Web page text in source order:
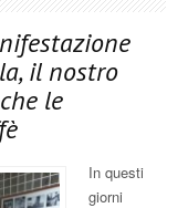
il nostro
le
In questi
giorni